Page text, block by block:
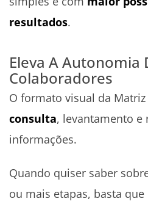
resultados.
Eleva A Autonomia
Colaboradores
O formato visual da Matriz
consulta, levantamento e
informações.
Quando quiser saber
ou mais etapas, basta